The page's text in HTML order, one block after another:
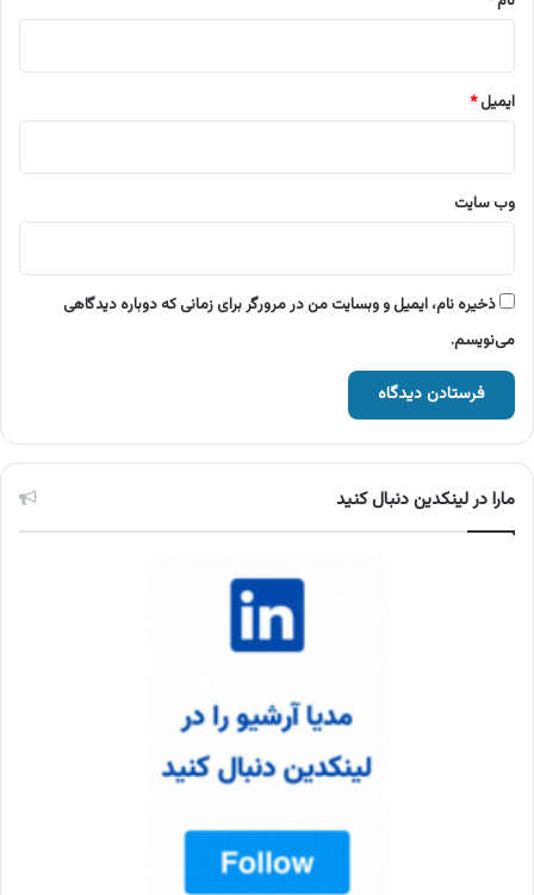
ایمیل*
وب‌ سایت
ذخیره نام، ایمیل و وبسایت من در مرورگر برای زمانی که دوباره دیدگاهی
می‌نویسم.
مارا در لینکدین دنبال کنید